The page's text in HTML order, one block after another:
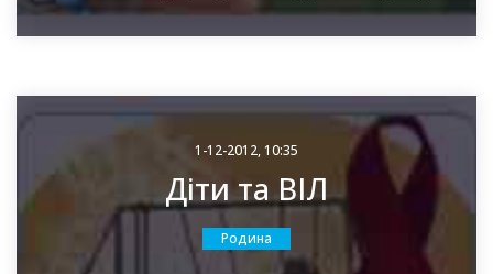
1-12-2012, 10:35
Діти та ВІЛ
Родина